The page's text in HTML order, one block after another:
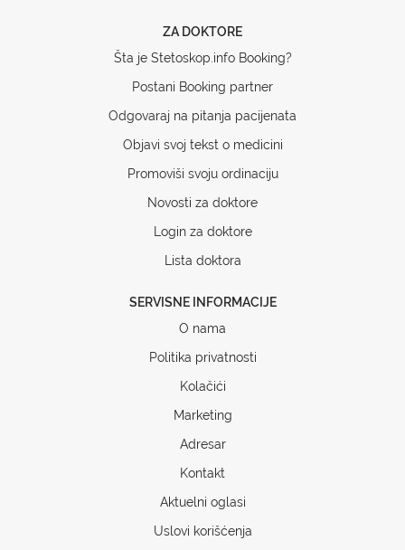
ZA DOKTORE
Šta je Stetoskop.info Booking?
Postani Booking partner
Odgovaraj na pitanja pacijenata
Objavi svoj tekst o medicini
Promoviši svoju ordinaciju
Novosti za doktore
Login za doktore
Lista doktora
SERVISNE INFORMACIJE
O nama
Politika privatnosti
Kolačići
Marketing
Adresar
Kontakt
Aktuelni oglasi
Uslovi korišćenja